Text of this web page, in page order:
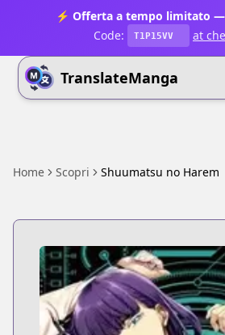
⚡ Offerta a tempo limitato —
Code:
T1P15VV at
TranslateManga
Home Scopri Shuumatsu no Harem